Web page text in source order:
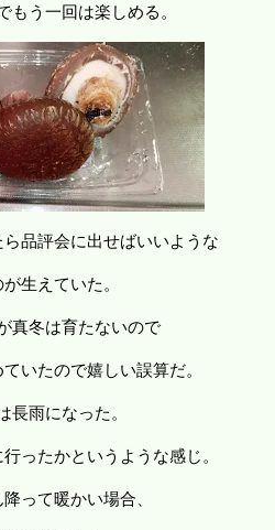
もう一回は楽しめる。
品評会に出せばいいような
生えていた。
真冬は育たないので
いたので嬉しい誤算だ。
長雨になった。
ったかというような感じ。
って暖かい場合、